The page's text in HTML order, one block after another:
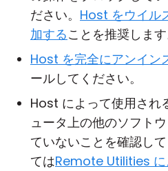
ださい。 Host をウイル
加することを推奨します
Host を完全にアンイン
ールしてください。
Host によって使用され
ュータ上の他のソフト
ていないことを確認し
てはRemote Utilities に